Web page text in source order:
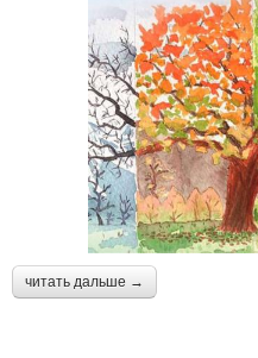
Психологические тесты
Тесты для детей
читать дальше →